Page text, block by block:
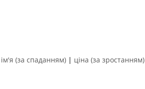
ім'я (за спаданням) | ціна (за зростанням)